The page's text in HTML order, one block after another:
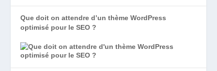
Que doit on attendre d’un thème WordPress
optimisé pour le SEO ?